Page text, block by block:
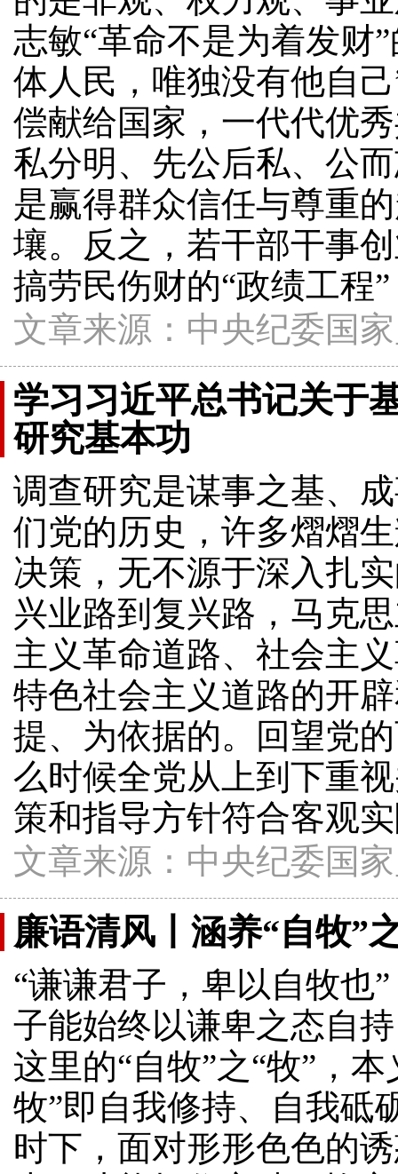
志敏“革命不是为着发财
体人民，唯独没有他自
偿献给国家，一代代优
私分明、先公后私、公
是赢得群众信任与尊重
壤。反之，若干部干事
搞劳民伤财的“政绩工程
文章来源：中央纪委国
学习习近平总书记关于
研究基本功
调查研究是谋事之基、
们党的历史，许多熠熠
决策，无不源于深入扎
兴业路到复兴路，马克
主义革命道路、社会主
特色社会主义道路的开
提、为依据的。回望党
么时候全党从上到下重
策和指导方针符合客观
文章来源：中央纪委国
廉语清风丨涵养“自牧”
“谦谦君子，卑以自牧也
子能始终以谦卑之态自
这里的“自牧”之“牧”，
牧”即自我修持、自我砥
时下，面对形形色色的